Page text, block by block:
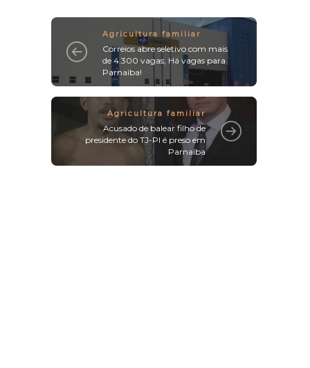
Agricultura familiar
Correios abre seletivo com mais
de 4.300 vagas; Há vagas para
Parnaíba!
Agricultura familiar
Acusado de balear filho de
presidente do TJ-PI é preso em
Parnaíba